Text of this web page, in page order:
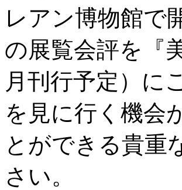
レアン博物館で
の展覧会評を『
月刊行予定）に
を見に行く機会
とができる貴重
さい。